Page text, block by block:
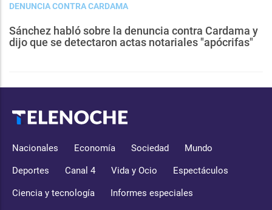
DENUNCIA CONTRA CARDAMA
Sánchez habló sobre la denuncia contra Cardama y
dijo que se detectaron actas notariales "apócrifas"
Nacionales Economía Sociedad Mundo
Deportes Canal 4 Vida y Ocio Espectáculos
Ciencia y tecnología Informes especiales